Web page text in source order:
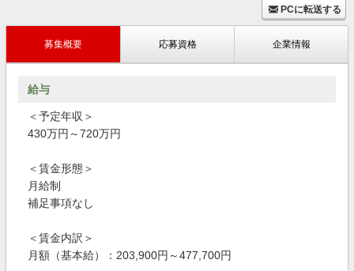
PCに転送する
募集概要 応募資格 企業情報
給与
＜予定年収＞
430万円～720万円
＜賃金形態＞
月給制
補足事項なし
＜賃金内訳＞
月額（基本給）：203,900円～477,700円